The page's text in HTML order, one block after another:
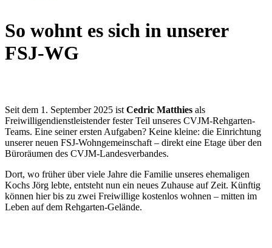
So wohnt es sich in unserer
FSJ-WG
Seit dem 1. September 2025 ist Cedric Matthies als
Freiwilligendienstleistender fester Teil unseres CVJM-Rehgarten-
Teams. Eine seiner ersten Aufgaben? Keine kleine: die Einrichtung
unserer neuen FSJ-Wohngemeinschaft – direkt eine Etage über den
Büroräumen des CVJM-Landesverbandes.
Dort, wo früher über viele Jahre die Familie unseres ehemaligen
Kochs Jörg lebte, entsteht nun ein neues Zuhause auf Zeit. Künftig
können hier bis zu zwei Freiwillige kostenlos wohnen – mitten im
Leben auf dem Rehgarten-Gelände.